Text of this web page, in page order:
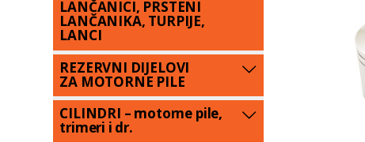
LANČANICI, PRSTENI
LANČANIKA, TURPIJE,
LANCI
REZERVNI DIJELOVI
ZA MOTORNE PILE
CILINDRI – motorne pile,
trimeri i dr.